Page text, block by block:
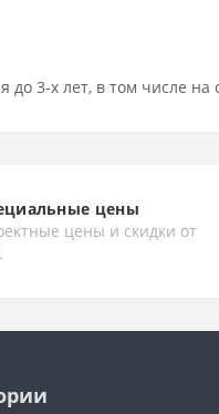
до 3-х лет, в том числе
цены
цены и скидки от